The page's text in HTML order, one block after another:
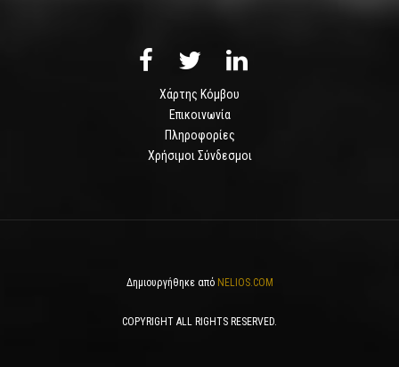
Χάρτης Κόμβου
Επικοινωνία
Πληροφορίες
Χρήσιμοι Σύνδεσμοι
Δημιουργήθηκε από NELIOS.COM
COPYRIGHT ALL RIGHTS RESERVED.